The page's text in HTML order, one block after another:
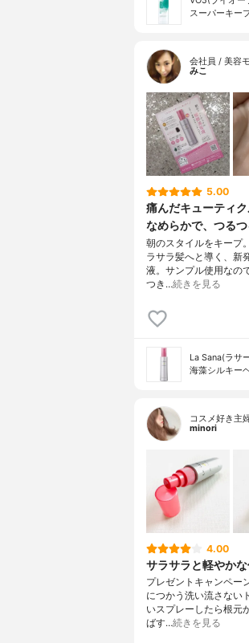
スーパーキー
会社員 / 美容
みこ
5.00
痛んだキューティ
なめらかで、つる
朝のスタイルをキープ
ラサラ髪へと導く、新
液。サンプル使用なの
つき…続きを見る
La Sana(ラサ
海藻シルキー
コスメ好き主
minori
4.00
サラサラと軽やかな
プレゼントキャンペー
につかう洗い流さない
いスプレーしたら根元
ばす…続きを見る